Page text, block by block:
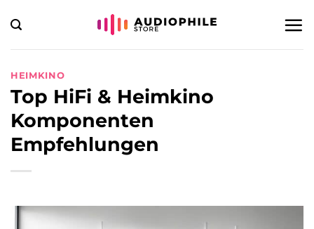
Inhalt
springen
HEIMKINO
Top HiFi & Heimkino
Komponenten
Empfehlungen